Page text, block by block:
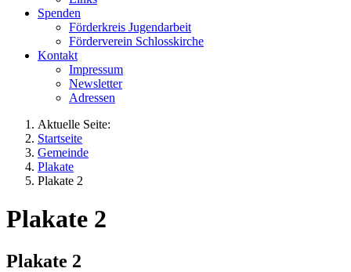
Spenden
Förderkreis Jugendarbeit
Förderverein Schlosskirche
Kontakt
Impressum
Newsletter
Adressen
Aktuelle Seite:
Startseite
Gemeinde
Plakate
Plakate 2
Plakate 2
Plakate 2